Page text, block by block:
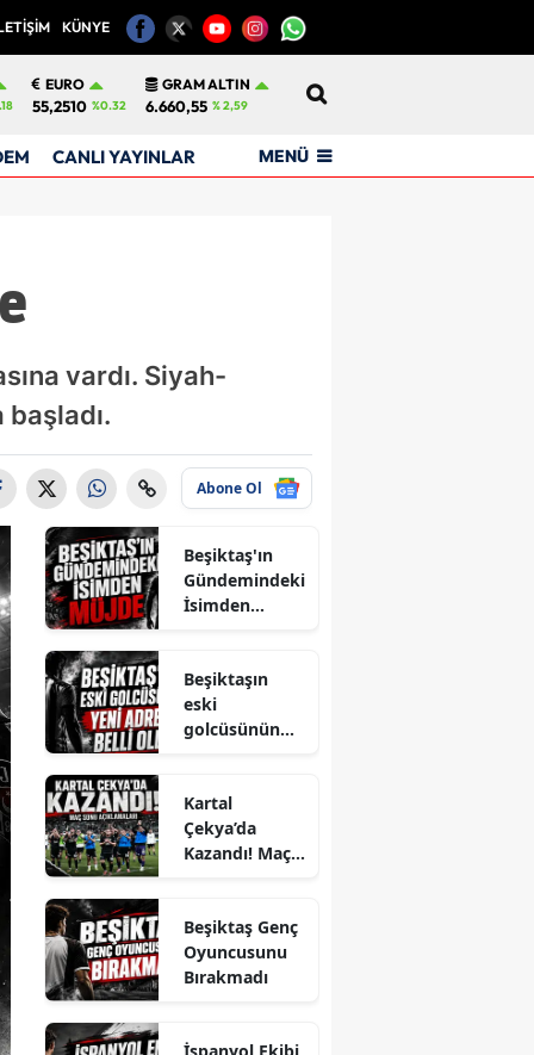
KÜNYE
EURO
55,2510 %0.32
GRAM ALTIN
6.660,55 % 2,59
CANLI YAYINLAR MENÜ
vardı. Siyah-
Abone Ol
Beşiktaş'ın
Gündemindeki
İsimden
Beşiktaşın
eski
golcüsünün
Kartal
Çekya’da
Kazandı! Maç
Beşiktaş Genç
Oyuncusunu
Bırakmadı